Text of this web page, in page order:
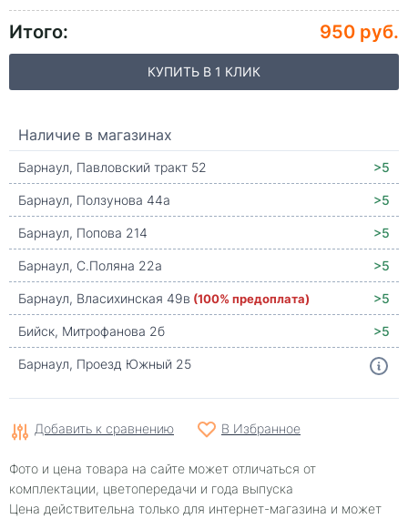
Итого: 950 руб.
КУПИТЬ В 1 КЛИК
Наличие в магазинах
Барнаул, Павловский тракт 52
>5
Барнаул, Ползунова 44а
>5
Барнаул, Попова 214
>5
Барнаул, С.Поляна 22а
>5
Барнаул, Власихинская 49в (100% предоплата)
>5
Бийск, Митрофанова 2б
>5
Барнаул, Проезд Южный 25
Добавить к сравнению В Избранное
Фото и цена товара на сайте может отличаться от
комплектации, цветопередачи и года выпуска
Цена действительна только для интернет-магазина и может